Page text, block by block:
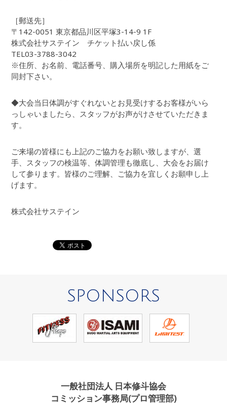
［郵送先］
〒142-0051 東京都品川区平塚3-14-9 1F
株式会社サステイン チケット払い戻し係
TEL03-3788-3042
※住所、お名前、電話番号、購入場所を明記した用紙をご
同封下さい。
◆大会当日体調がすぐれないとお見受けするお客様がいら
っしゃいましたら、スタッフがお声がけさせていただきま
す。
ご来場の皆様にも上記のご協力をお願い致しますが、選
手、スタッフの検温等、体調管理も徹底し、大会をお届け
して参ります。皆様のご理解、ご協力を宜しくお願申し上
げます。
株式会社サステイン
SPONSORS
一般社団法人 日本修斗協会
コミッション事務局(プロ管理部)